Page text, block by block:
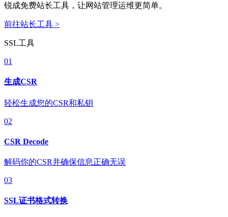
锐成免费站长工具，让网站管理运维更简单。
前往站长工具 >
SSL工具
01
生成CSR
轻松生成您的CSR和私钥
02
CSR Decode
解码你的CSR并确保信息正确无误
03
SSL证书格式转换